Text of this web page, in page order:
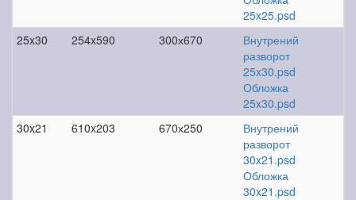
25x25.psd
25x30
254x590 300х670
Внутрений
разворот
25x30.psd
Обложка
25x30.psd
30x21
610x203 670х250
Внутрений
разворот
30x21.psd
Обложка
30x21.psd